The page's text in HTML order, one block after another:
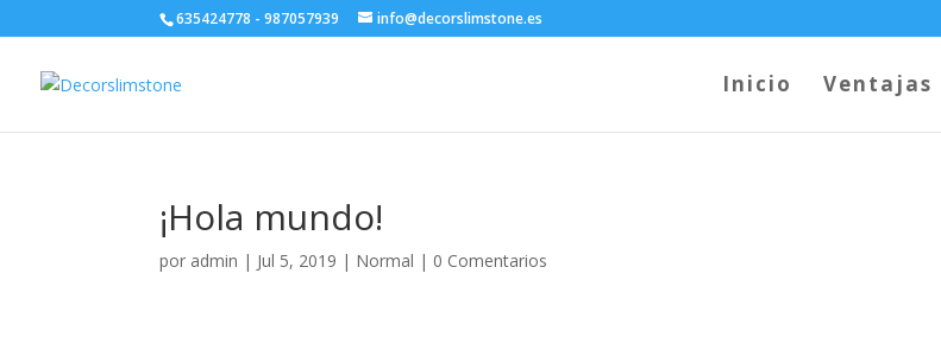
635424778 - 987057939 info@decorslimstone.es
Inicio Ventajas
¡Hola mundo!
por admin | Jul 5, 2019 | Normal | 0 Comentarios